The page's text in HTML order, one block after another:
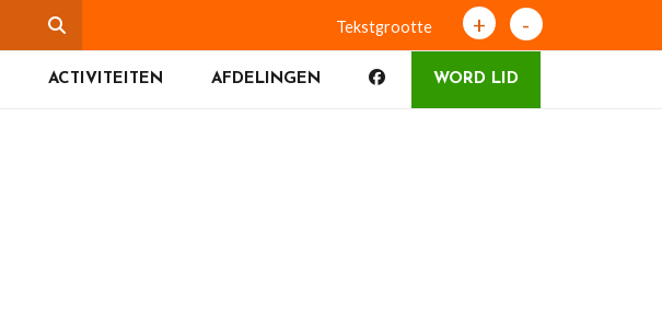
Tekstgrootte + -
ACTIVITEITEN AFDELINGEN WORD LID